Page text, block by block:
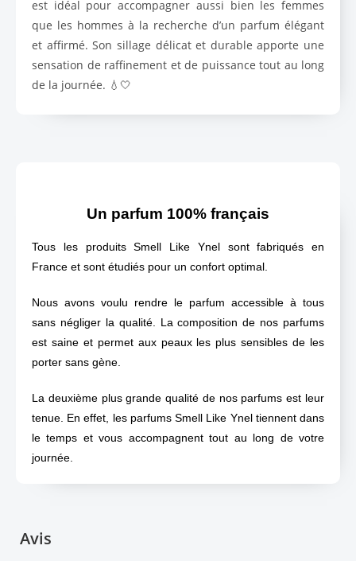
est idéal pour accompagner aussi bien les femmes
que les hommes à la recherche d’un parfum élégant
et affirmé. Son sillage délicat et durable apporte une
sensation de raffinement et de puissance tout au long
de la journée. 💧🤍
Un parfum 100% français
Tous les produits Smell Like Ynel sont fabriqués en
France et sont étudiés pour un confort optimal.
Nous avons voulu rendre le parfum accessible à tous
sans négliger la qualité. La composition de nos parfums
est saine et permet aux peaux les plus sensibles de les
porter sans gène.
La deuxième plus grande qualité de nos parfums est leur
tenue. En effet, les parfums Smell Like Ynel tiennent dans
le temps et vous accompagnent tout au long de votre
journée.
Avis